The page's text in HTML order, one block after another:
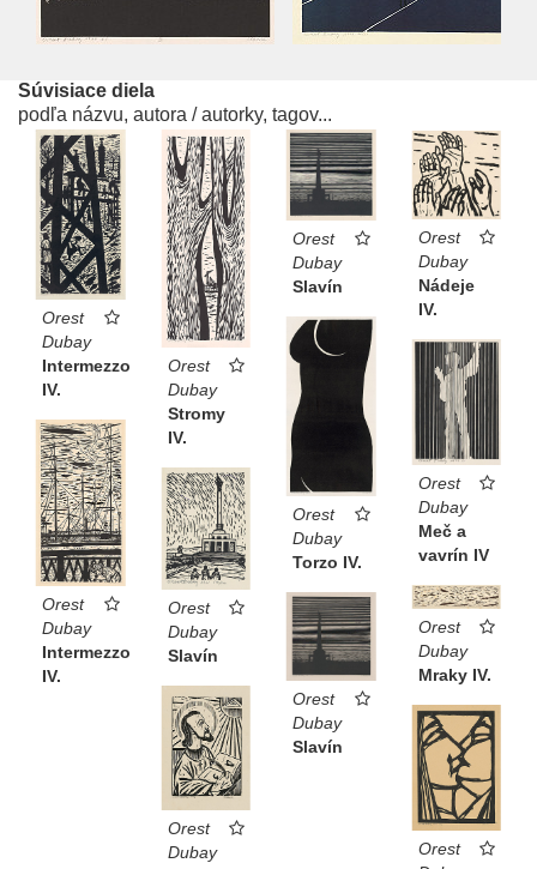
Súvisiace diela
podľa názvu, autora / autorky, tagov...
Orest
Dubay
Intermezzo
IV.
Orest
Dubay
Stromy
IV.
Orest
Dubay
Slavín
Orest
Dubay
Nádeje
IV.
Orest
Dubay
Torzo IV.
Orest
Dubay
Meč a
vavrín IV
Orest
Dubay
Intermezzo
IV.
Orest
Dubay
Slavín
Orest
Dubay
Mraky IV.
Orest
Dubay
Slavín
Orest
Dubay
Orest